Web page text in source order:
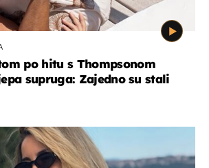
po hitu s Thompsonom
supruga: Zajedno su stali